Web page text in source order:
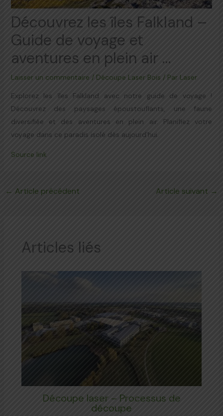
Découvrez les îles Falkland –
Guide de voyage et
aventures en plein air …
Laisser un commentaire / Découpe Laser Bois / Par Laser
Explorez les îles Falkland avec notre guide de voyage !
Découvrez des paysages époustouflants, une faune
diversifiée et des aventures en plein air. Planifiez votre
voyage dans ce paradis isolé dès aujourd'hui.
Source link
← Article précédent Article suivant →
Articles liés
Découpe laser – Processus de
découpe